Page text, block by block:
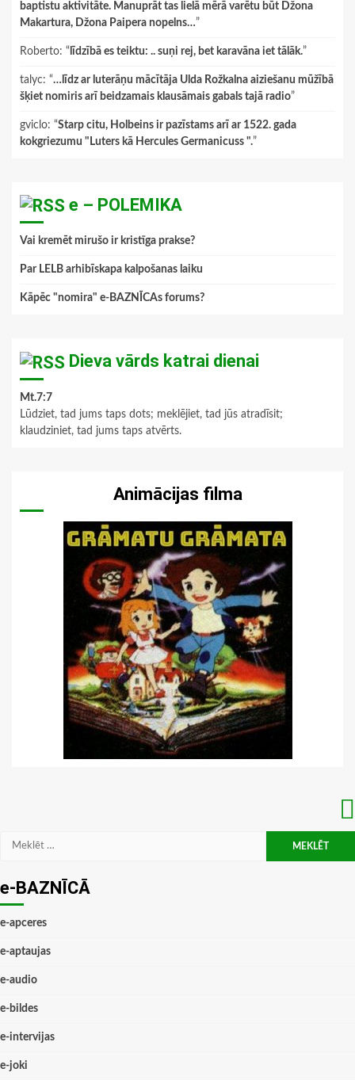
baptistu aktivitāte. Manuprāt tas lielā mērā varētu būt Džona
Makartura, Džona Paipera nopelns…”
Roberto: “ līdzībā es teiktu: .. suņi rej, bet karavāna iet tālāk.”
talyc: “…līdz ar luterāņu mācītāja Ulda Rožkalna aiziešanu mūžībā
šķiet nomiris arī beidzamais klausāmais gabals tajā radio”
gviclo: “Starp citu, Holbeins ir pazīstams arī ar 1522. gada
kokgriezumu "Luters kā Hercules Germanicuss ".”
e – POLEMIKA
Vai kremēt mirušo ir kristīga prakse?
Par LELB arhibīskapa kalpošanas laiku
Kāpēc "nomira" e-BAZNĪCAs forums?
Dieva vārds katrai dienai
Mt.7:7
Lūdziet, tad jums taps dots; meklējiet, tad jūs atradīsit;
klaudziniet, tad jums taps atvērts.
Animācijas filma
Meklēt:
e-BAZNĪCĀ
e-apceres
e-aptaujas
e-audio
e-bildes
e-intervijas
e-joki